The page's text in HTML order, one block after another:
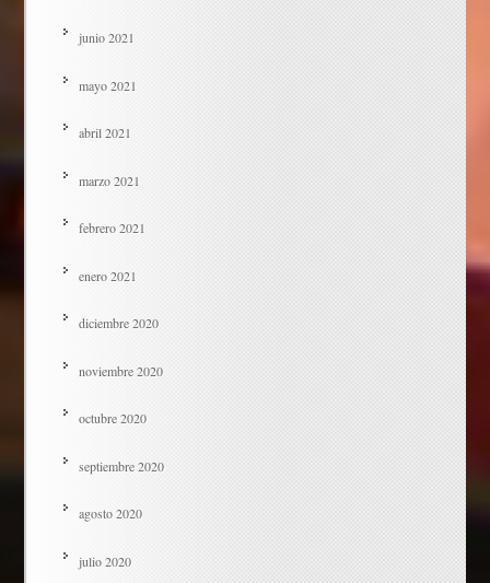
junio 2021
mayo 2021
abril 2021
marzo 2021
febrero 2021
enero 2021
diciembre 2020
noviembre 2020
octubre 2020
septiembre 2020
agosto 2020
julio 2020